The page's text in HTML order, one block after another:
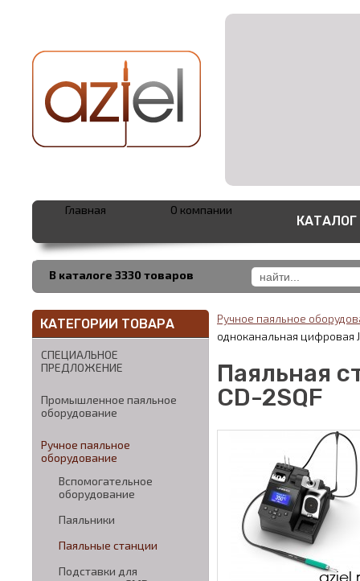
В каталоге 3330 товаров
Главная О компании
КАТАЛОГ
КАТЕГОРИИ ТОВАРА
СПЕЦИАЛЬНОЕ
ПРЕДЛОЖЕНИЕ
Промышленное паяльное
оборудование
Ручное паяльное
оборудование
Вспомогательное
оборудование
Паяльники
Паяльные станции
Подставки для
Ручное паяльное
одноканальная цифровая
Паяльная
CD-2SQF